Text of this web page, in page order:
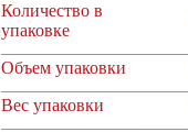
Количество в
упаковке
Объем упаковки
Вес упаковки